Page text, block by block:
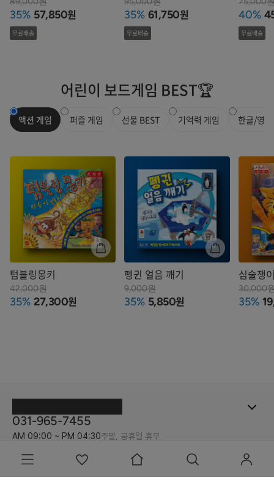
35% 57,850원
무료배송
35% 61,750원
무료배송
기지 +
저주받
40%
무료배송
어린이 보드게임 BEST🏆
액션 게임 퍼즐 게임 선물 BEST 기억력 게임 한글/영
텀블링몽키
42,000원
35% 27,300원
펭귄 얼음 깨기
9,000원
35% 5,850원
심술쟁
30,000
35%
031-965-7455
AM 09:00 ~ PM 04:30주말, 공휴일 휴무